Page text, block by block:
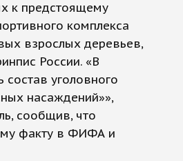
к предстоящему
комплекса
взрослых деревьев,
России. «В
уголовного
насаждений»»,
сообщив, что
факту в ФИФА и